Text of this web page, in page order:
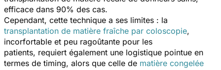
efficace dans 90% des cas.
Cependant, cette technique a ses limites : la
transplantation de matière fraîche par coloscopie,
incorfortable et peu ragoûtante pour les
patients, requiert également une logistique pointue en
termes de timing, alors que celle de matière congelée